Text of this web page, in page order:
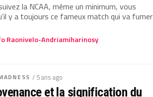
la NCAA, même un minimum, vous
y a toujours ce fameux match qui va fumer
Raonivelo-Andriamiharinosy
/ 5 ans ago
et la signification du